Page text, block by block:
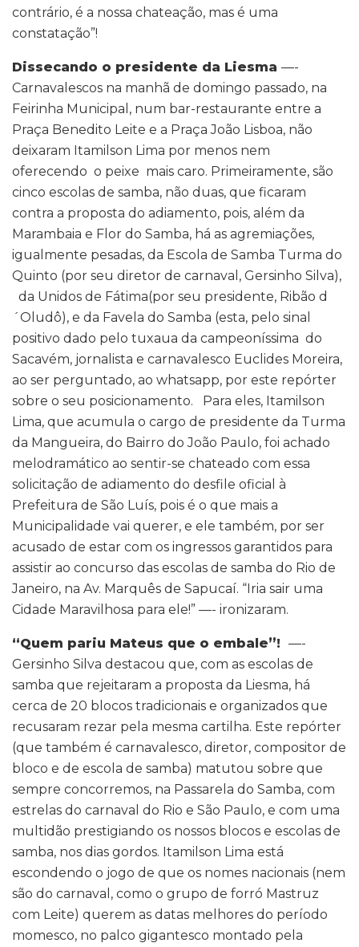
contrário, é a nossa chateação, mas é uma
constatação”!
Dissecando o presidente da Liesma —-
Carnavalescos na manhã de domingo passado, na
Feirinha Municipal, num bar-restaurante entre a
Praça Benedito Leite e a Praça João Lisboa, não
deixaram Itamilson Lima por menos nem
oferecendo o peixe mais caro. Primeiramente, são
cinco escolas de samba, não duas, que ficaram
contra a proposta do adiamento, pois, além da
Marambaia e Flor do Samba, há as agremiações,
igualmente pesadas, da Escola de Samba Turma do
Quinto (por seu diretor de carnaval, Gersinho Silva),
da Unidos de Fátima(por seu presidente, Ribão d
´Oludô), e da Favela do Samba (esta, pelo sinal
positivo dado pelo tuxaua da campeoníssima do
Sacavém, jornalista e carnavalesco Euclides Moreira,
ao ser perguntado, ao whatsapp, por este repórter
sobre o seu posicionamento. Para eles, Itamilson
Lima, que acumula o cargo de presidente da Turma
da Mangueira, do Bairro do João Paulo, foi achado
melodramático ao sentir-se chateado com essa
solicitação de adiamento do desfile oficial à
Prefeitura de São Luís, pois é o que mais a
Municipalidade vai querer, e ele também, por ser
acusado de estar com os ingressos garantidos para
assistir ao concurso das escolas de samba do Rio de
Janeiro, na Av. Marquês de Sapucaí. “Iria sair uma
Cidade Maravilhosa para ele!” —- ironizaram.
“Quem pariu Mateus que o embale”! —-
Gersinho Silva destacou que, com as escolas de
samba que rejeitaram a proposta da Liesma, há
cerca de 20 blocos tradicionais e organizados que
recusaram rezar pela mesma cartilha. Este repórter
(que também é carnavalesco, diretor, compositor de
bloco e de escola de samba) matutou sobre que
sempre concorremos, na Passarela do Samba, com
estrelas do carnaval do Rio e São Paulo, e com uma
multidão prestigiando os nossos blocos e escolas de
samba, nos dias gordos. Itamilson Lima está
escondendo o jogo de que os nomes nacionais (nem
são do carnaval, como o grupo de forró Mastruz
com Leite) querem as datas melhores do período
momesco, no palco gigantesco montado pela